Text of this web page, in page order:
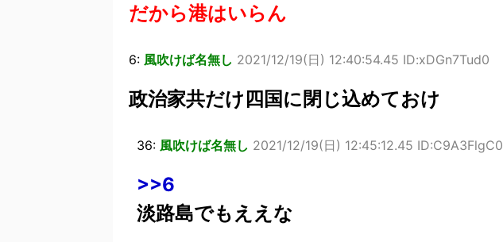
だから港はいらん
6: 風吹けば名無し 2021/12/19(日) 12:40:54.45 ID:xDGn7Tud0
政治家共だけ四国に閉じ込めておけ
36: 風吹けば名無し 2021/12/19(日) 12:45:12.45 ID:C9A3FlgC0
>>6
淡路島でもええな